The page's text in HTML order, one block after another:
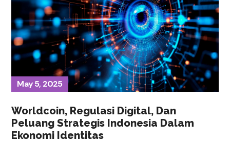
May 5, 2025
Worldcoin, Regulasi Digital, Dan
Peluang Strategis Indonesia Dalam
Ekonomi Identitas